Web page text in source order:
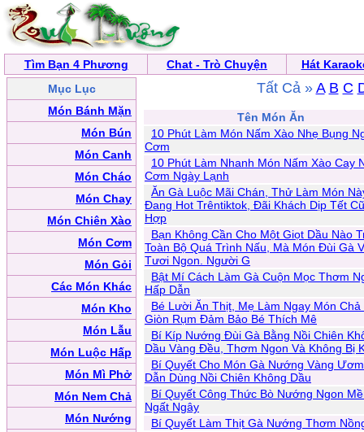
Tìm Bạn 4 Phương Chat - Trò Chuyện
Hát
Mục Lục
Món Bánh Mặn
Món Bún
Món Canh
Món Cháo
Món Chay
Món Chiên Xào
Món Cơm
Món Gỏi
Các Món Khác
Món Kho
Món Lẫu
Món Luộc Hấp
Món Mì Phở
Món Nem Chả
Món Nướng
Tất Cả » A B C
Tên Món Ăn
10 Phút Làm Món Nấm Xào Nhẹ Bụng
Cơm
10 Phút Làm Nhanh Món Nấm Xào Cay
Cơm Ngày Lạnh
Ăn Gà Luộc Mãi Chán, Thử Làm Món
Đang Hot Trêntiktok, Đãi Khách Dịp Tết
Hợp
Bạn Không Cần Cho Một Giọt Dầu Nào
Toàn Bộ Quá Trình Nấu, Mà Món Đùi Gà
Tươi Ngon. Người G
Bật Mí Cách Làm Gà Cuộn Mọc Thơm
Hấp Dẫn
Bé Lười Ăn Thịt, Mẹ Làm Ngay Món Chả
Giòn Rụm Đảm Bảo Bé Thích Mê
Bí Kíp Nướng Đùi Gà Bằng Nồi Chiên
Dầu Vàng Đều, Thơm Ngon Và Không Bị
Bí Quyết Cho Món Gà Nướng Vàng
Dẫn Dùng Nồi Chiên Không Dầu
Bí Quyết Công Thức Bò Nướng Ngon
Ngất Ngây
Bí Quyết Làm Thịt Gà Nướng Thơm